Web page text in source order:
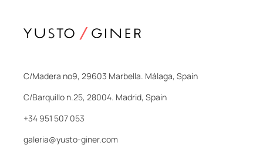
C/Madera nº9, 29603 Marbella. Málaga, Spain
C/Barquillo n.25, 28004. Madrid, Spain
+34 951 507 053
galeria@yusto-giner.com